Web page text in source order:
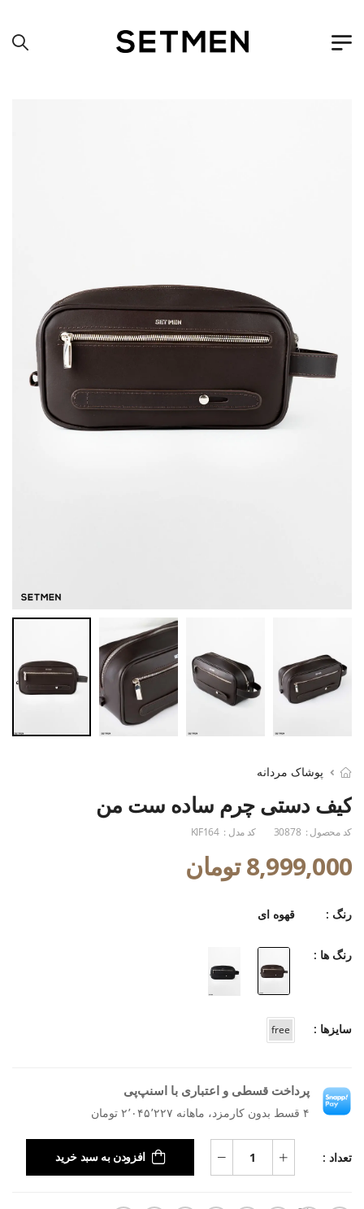
پوشاک مردانه
کیف دستی چرم ساده ست من
کد محصول : 30878 کد مدل : KIF164
8,999,000 تومان
رنگ : قهوه ای
رنگ ها :
سایزها : free
پرداخت قسطی و اعتباری با اسنپ‌پی
۴ قسط بدون کارمزد، ماهانه ۲٬۰۴۵٬۲۲۷ تومان
تعداد : افزودن به سبد خرید